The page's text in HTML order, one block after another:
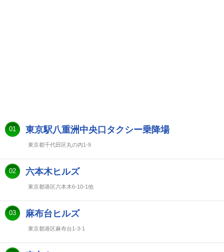
01 東京駅八重洲中央口タクシー乗降場
東京都千代田区丸の内1-9
02 六本木ヒルズ
東京都港区六本木6-10-1他
03 麻布台ヒルズ
東京都港区麻布台1-3-1